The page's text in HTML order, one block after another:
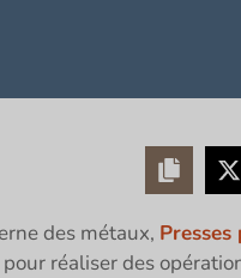
des métaux, Presses
réaliser des